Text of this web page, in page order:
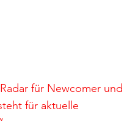
für Newcomer und
für aktuelle